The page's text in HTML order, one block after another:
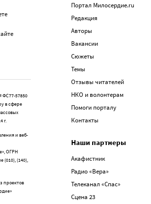
ФС77-57850
в сфере
г.
и веб-
ОГРН
(010), (140),
проектов
Портал Милосердие.ru
Редакция
Авторы
Вакансии
Сюжеты
Темы
Отзывы читателей
НКО и волонтерам
Помоги порталу
Контакты
Наши партнеры
Акафистник
Радио «Вера»
Телеканал «Спас»
Сцена 23